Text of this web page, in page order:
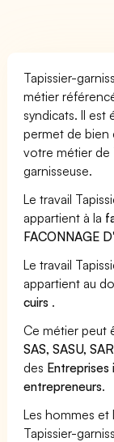
Tapissier-
métier
syndicats. Il est
permet de bien
votre métier de
garnisseuse.
Le travail
appartient à la
FACONNAGE
Le travail
appartient au
cuirs .
Ce métier peut
SAS, SASU,
des Entreprises
entrepreneurs.
Les hommes
Tapissier-